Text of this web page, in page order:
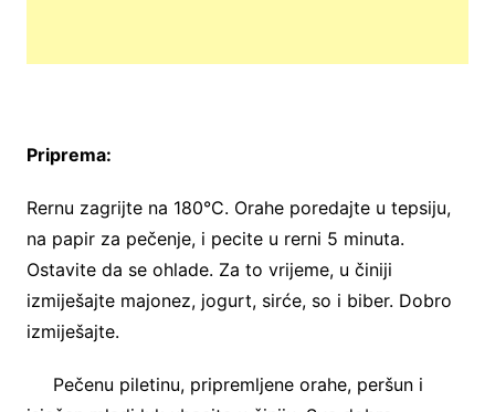
Priprema:
Rernu zagrijte na 180°C. Orahe poredajte u tepsiju,
na papir za pečenje, i pecite u rerni 5 minuta.
Ostavite da se ohlade. Za to vrijeme, u činiji
izmiješajte majonez, jogurt, sirće, so i biber. Dobro
izmiješajte.
Pečenu piletinu, pripremljene orahe, peršun i